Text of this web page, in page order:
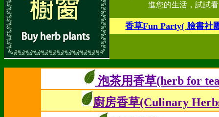
進您的生活，試試
香草Fun Party( 臉書社
泡茶用香草(herb for
廚房香草(Culinary